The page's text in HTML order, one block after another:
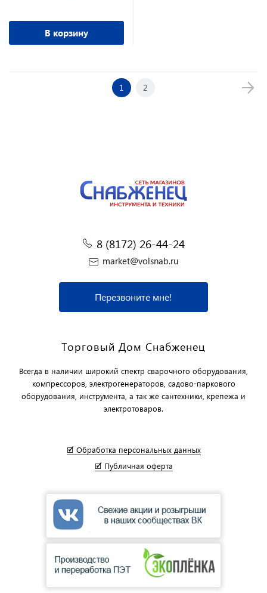
В корзину
1 2
8 (8172) 26-44-24
market@volsnab.ru
Перезвоните мне!
Торговый Дом Снабженец
Всегда в наличии широкий спектр сварочного оборудования,
компрессоров, электрогенераторов, садово-паркового
оборудования, инструмента, а так же сантехники, крепежа и
электротоваров.
🗹 Обработка персональных данных
🗹 Публичная оферта